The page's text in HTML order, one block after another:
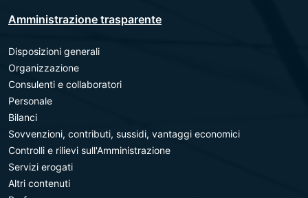
Amministrazione trasparente
Disposizioni generali
Organizzazione
Consulenti e collaboratori
Personale
Bilanci
Sovvenzioni, contributi, sussidi, vantaggi economici
Controlli e rilievi sull'Amministrazione
Servizi erogati
Altri contenuti